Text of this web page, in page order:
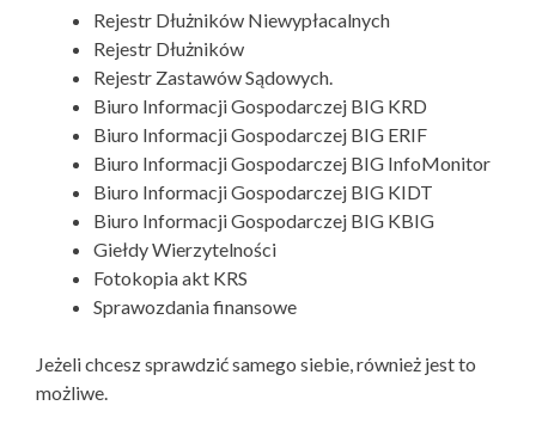
Rejestr Dłużników Niewypłacalnych
Rejestr Dłużników
Rejestr Zastawów Sądowych.
Biuro Informacji Gospodarczej BIG KRD
Biuro Informacji Gospodarczej BIG ERIF
Biuro Informacji Gospodarczej BIG InfoMonitor
Biuro Informacji Gospodarczej BIG KIDT
Biuro Informacji Gospodarczej BIG KBIG
Giełdy Wierzytelności
Fotokopia akt KRS
Sprawozdania finansowe
Jeżeli chcesz sprawdzić samego siebie, również jest to
możliwe.